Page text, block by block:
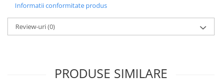
Informatii conformitate produs
Review-uri(0)
PRODUSE SIMILARE